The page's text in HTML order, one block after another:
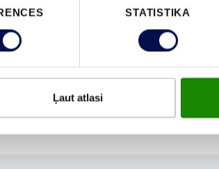
STATISTIKA
Ļaut atlasi